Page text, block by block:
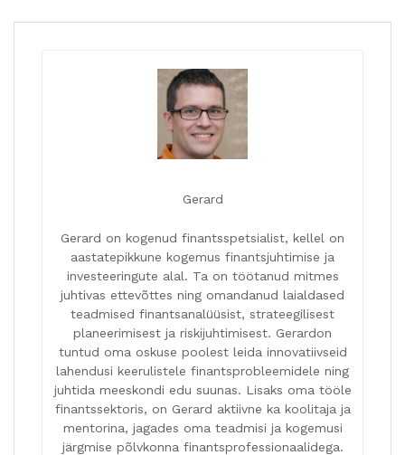
Gerard
Gerard on kogenud finantsspetsialist, kellel on
aastatepikkune kogemus finantsjuhtimise ja
investeeringute alal. Ta on töötanud mitmes
juhtivas ettevõttes ning omandanud laialdased
teadmised finantsanalüüsist, strateegilisest
planeerimisest ja riskijuhtimisest. Gerardon
tuntud oma oskuse poolest leida innovatiivseid
lahendusi keerulistele finantsprobleemidele ning
juhtida meeskondi edu suunas. Lisaks oma tööle
finantssektoris, on Gerard aktiivne ka koolitaja ja
mentorina, jagades oma teadmisi ja kogemusi
järgmise põlvkonna finantsprofessionaalidega.